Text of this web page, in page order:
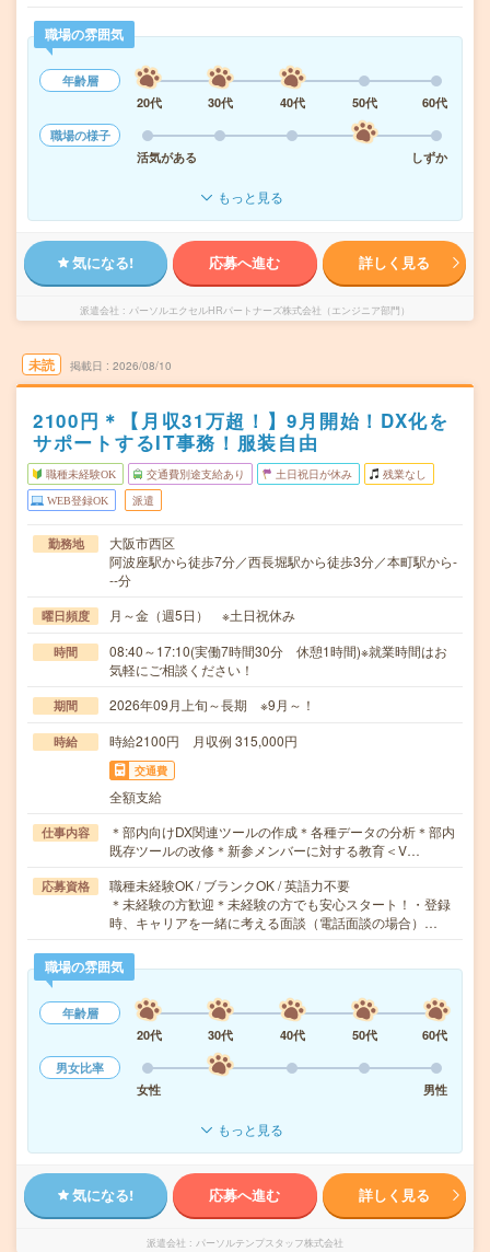
職場の雰囲気
年齢層
20代
30代 40代 50代
60代
職場の様子
活気がある
しずか
もっと見る
気になる! 応募へ進む 詳しく見る
派遣会社 パーソルエクセルHRパートナーズ株式会社（エンジニア部門）
未読 掲載日 2026/08/10
2100円＊【月収31万超！】9月開始！DX化を
サポートするIT事務！服装自由
職種未経験OK 交通費別途支給あり 土日祝日が休み 残業なし
WEB登録OK 派遣
勤務地
大阪市西区
阿波座駅から徒歩7分／西長堀駅から徒歩3分／本町駅から-
--分
曜日頻度 月～金（週5日） ※土日祝休み
時間
08:40～17:10(実働7時間30分 休憩1時間)※就業時間はお
気軽にご相談ください！
期間 2026年09月上旬～長期 ※9月～！
時給 時給2100円 月収例 315,000円
交通費
全額支給
仕事内容
＊部内向けDX関連ツールの作成＊各種データの分析＊部内
既存ツールの改修＊新参メンバーに対する教育＜V…
応募資格
職種未経験OK / ブランクOK / 英語力不要
＊未経験の方歓迎＊未経験の方でも安心スタート！・登録
時、キャリアを一緒に考える面談（電話面談の場合）…
職場の雰囲気
年齢層
20代
30代 40代 50代
60代
男女比率
女性
男性
もっと見る
気になる! 応募へ進む 詳しく見る
派遣会社 パーソルテンプスタッフ株式会社